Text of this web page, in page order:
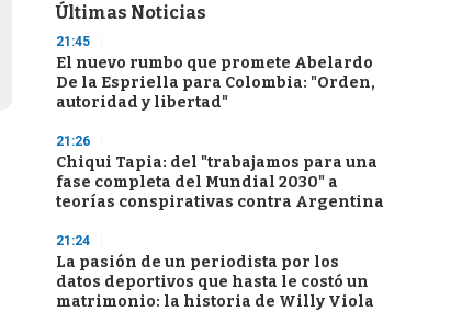
Últimas Noticias
21:45
El nuevo rumbo que promete Abelardo
De la Espriella para Colombia: "Orden,
autoridad y libertad"
21:26
Chiqui Tapia: del "trabajamos para una
fase completa del Mundial 2030" a
teorías conspirativas contra Argentina
21:24
La pasión de un periodista por los
datos deportivos que hasta le costó un
matrimonio: la historia de Willy Viola